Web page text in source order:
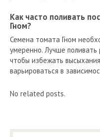
Как часто поливать
Гном?
Семена томата Гном
умеренно. Лучше
чтобы избежать
варьироваться в
No related posts.